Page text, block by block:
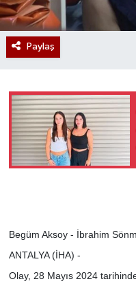
Paylaş
Begüm Aksoy - İbrahim
ANTALYA (İHA) -
Olay, 28 Mayıs 2024